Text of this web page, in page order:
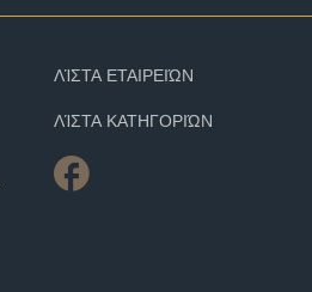
ΛΊΣΤΑ ΕΤΑΙΡΕΙΏΝ
ΛΊΣΤΑ ΚΑΤΗΓΟΡΙΏΝ